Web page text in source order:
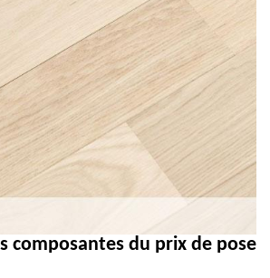
composantes du prix de pose